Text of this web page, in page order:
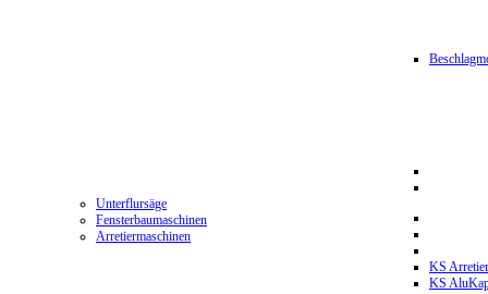
Unterflursäge
Fensterbaumaschinen
Arretiermaschinen
KS
KS